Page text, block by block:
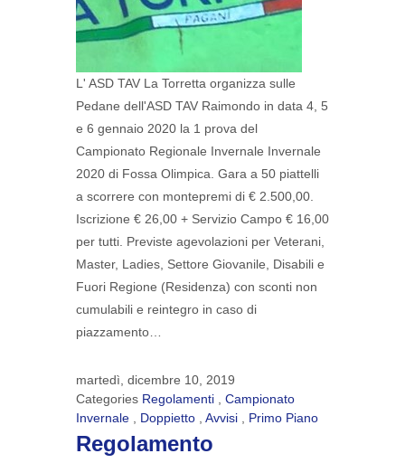
L' ASD TAV La Torretta organizza sulle
Pedane dell'ASD TAV Raimondo in data 4, 5
e 6 gennaio 2020 la 1 prova del
Campionato Regionale Invernale Invernale
2020 di Fossa Olimpica. Gara a 50 piattelli
a scorrere con montepremi di € 2.500,00.
Iscrizione € 26,00 + Servizio Campo € 16,00
per tutti. Previste agevolazioni per Veterani,
Master, Ladies, Settore Giovanile, Disabili e
Fuori Regione (Residenza) con sconti non
cumulabili e reintegro in caso di
piazzamento…
martedì, dicembre 10, 2019
Categories Regolamenti
Campionato
Invernale
Doppietto Avvisi Primo Piano
Regolamento